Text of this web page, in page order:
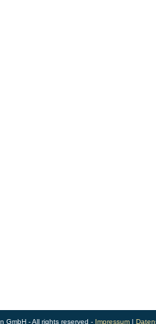
GmbH - All rights reserved - Impressum|